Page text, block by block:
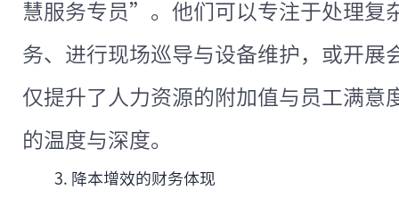
慧服务专员”。他们可以专注于处理复
务、进行现场巡导与设备维护，或开展
仅提升了人力资源的附加值与员工满意
的温度与深度。
3. 降本增效的财务体现